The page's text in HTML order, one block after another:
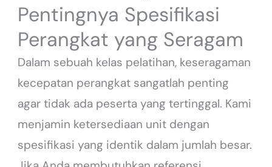
Pentingnya Spesifikasi
Perangkat yang Seragam
Dalam sebuah kelas pelatihan, keseragaman
kecepatan perangkat sangatlah penting
agar tidak ada peserta yang tertinggal. Kami
menjamin ketersediaan unit dengan
spesifikasi yang identik dalam jumlah besar.